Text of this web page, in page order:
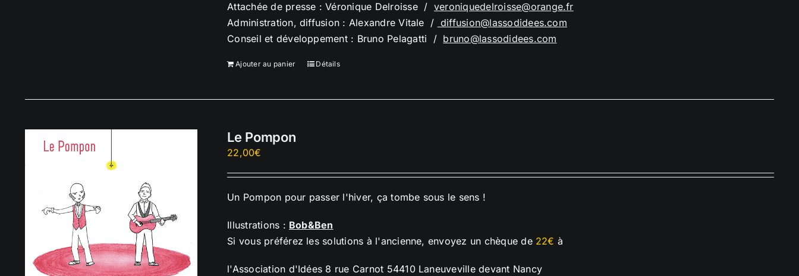
Attachée de presse : Véronique Delroisse / veroniquedelroisse@orange.fr
Administration, diffusion : Alexandre Vitale / diffusion@lassodidees.com
Conseil et développement : Bruno Pelagatti / bruno@lassodidees.com
Ajouter au panier Détails
Le Pompon
22,00€
Un Pompon pour passer l'hiver, ça tombe sous le sens !
Illustrations : Bob&Ben
Si vous préférez les solutions à l'ancienne, envoyez un chèque de 22€ à
l'Association d'Idées 8 rue Carnot 54410 Laneuveville devant Nancy